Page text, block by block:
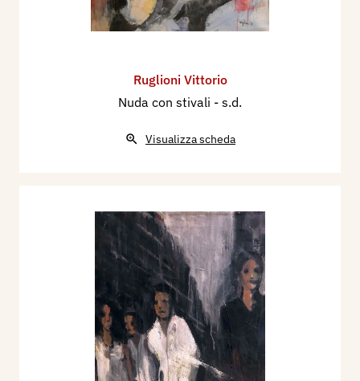
Ruglioni Vittorio
Nuda con stivali - s.d.
Visualizza scheda